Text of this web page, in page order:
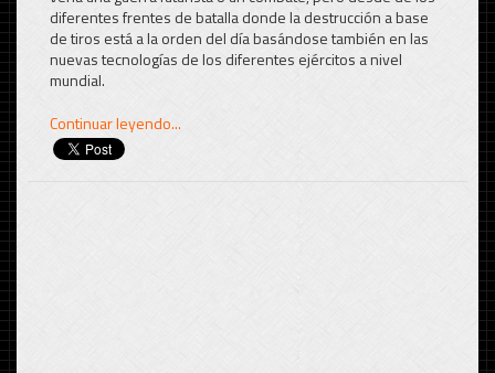
diferentes frentes de batalla donde la destrucción a base
de tiros está a la orden del día basándose también en las
nuevas tecnologías de los diferentes ejércitos a nivel
mundial.
Continuar leyendo...